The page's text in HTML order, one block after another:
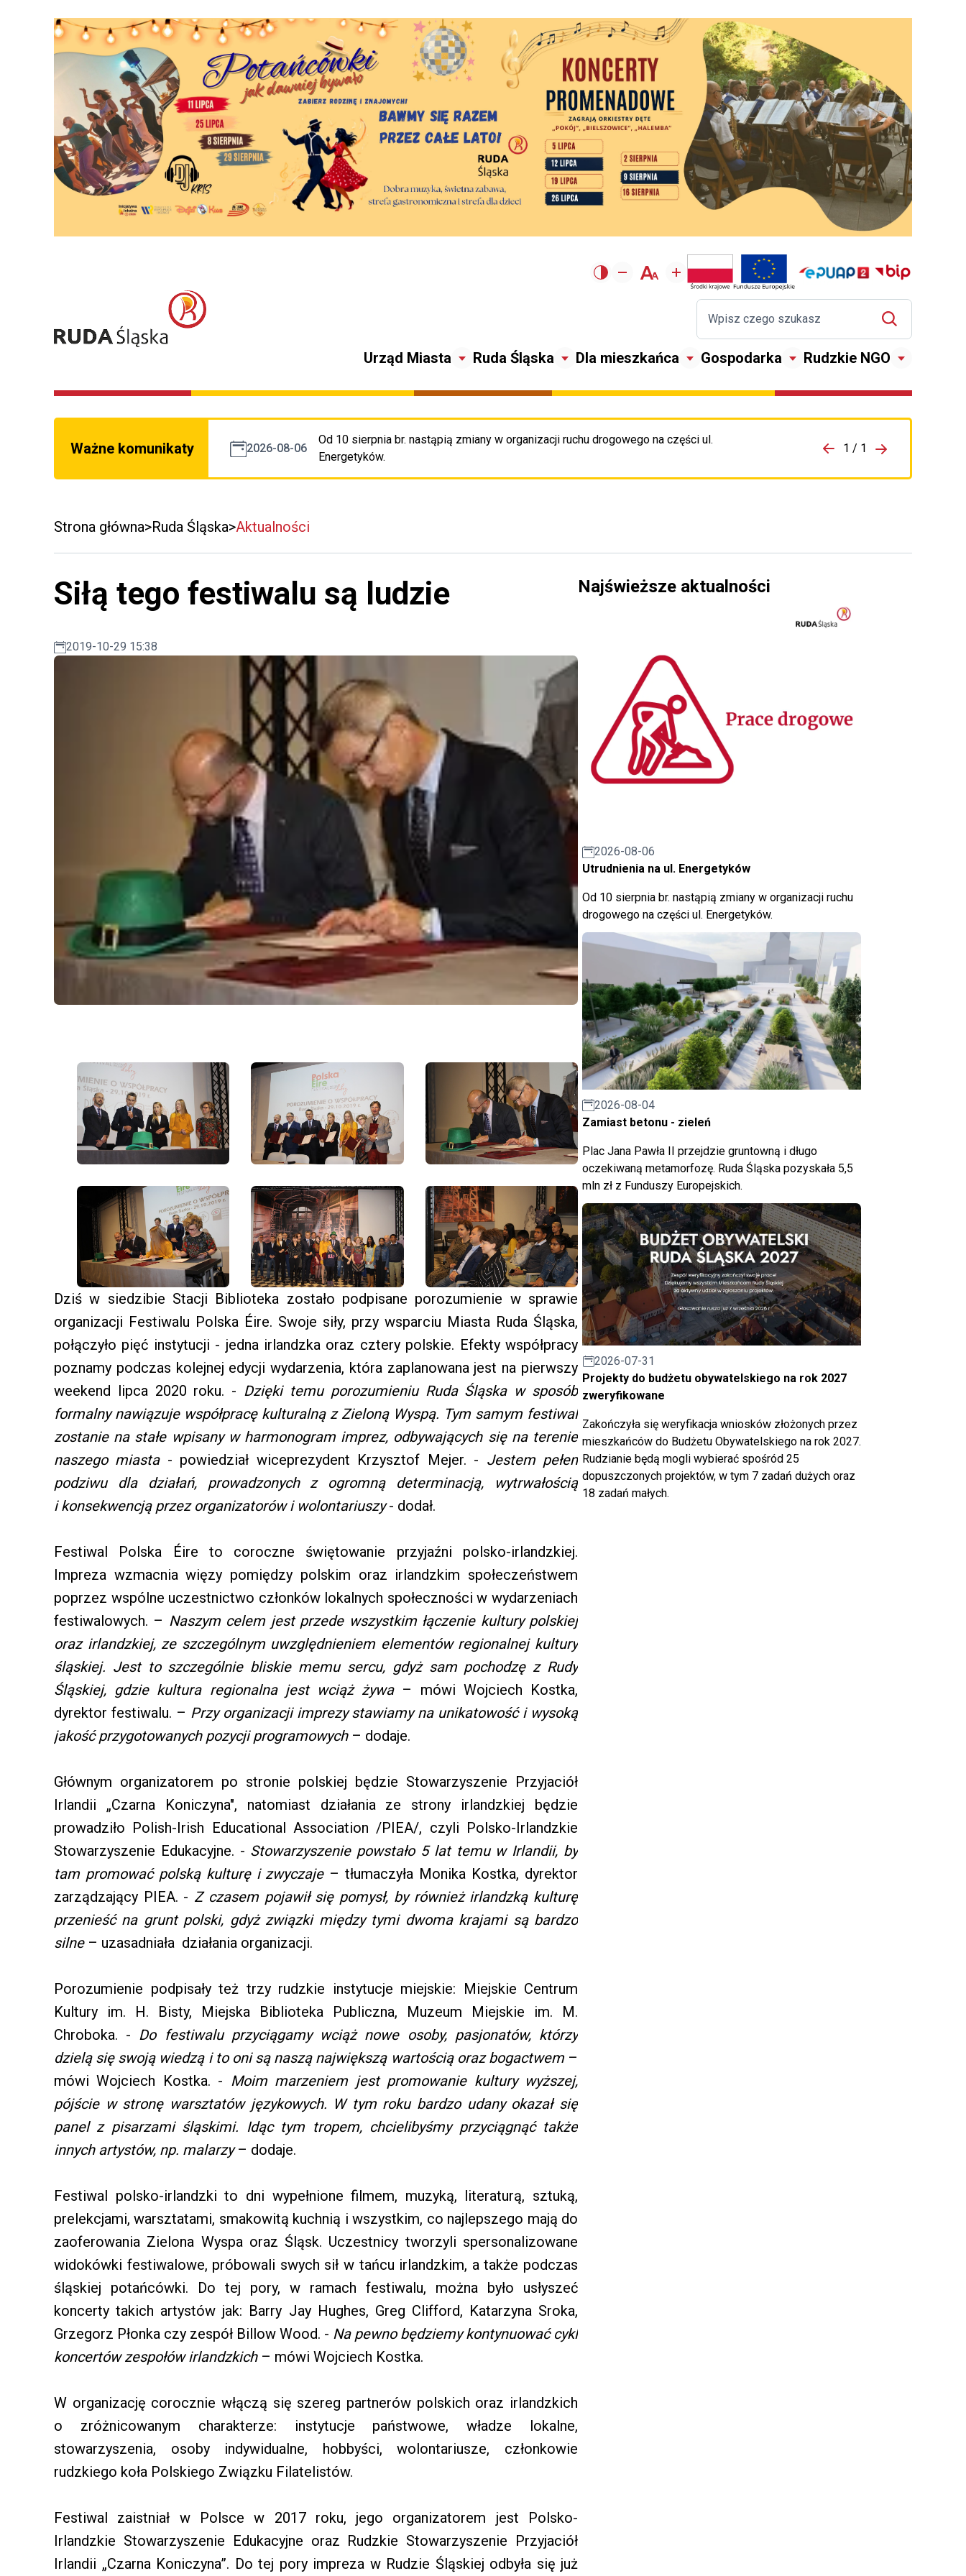
Urząd Miasta Ruda Śląska Dla mieszkańca Gospodarka Rudzkie NGO
Ważne komunikaty 2026-08-06
Od 10 sierpnia br. nastąpią zmiany w organizacji ruchu drogowego na części ul.
Energetyków.
Przejdź do porzpedniego komunikatu 1 / 1
Przejdź do
Strona główna Ruda Śląska Aktualności
Siłą tego festiwalu są ludzie
2019-10-29 15:38
Dziś w siedzibie Stacji Biblioteka zostało podpisane porozumienie w sprawie
organizacji Festiwalu Polska Éire. Swoje siły, przy wsparciu Miasta Ruda Śląska,
połączyło pięć instytucji - jedna irlandzka oraz cztery polskie. Efekty współpracy
poznamy podczas kolejnej edycji wydarzenia, która zaplanowana jest na pierwszy
weekend lipca 2020 roku. - Dzięki temu porozumieniu Ruda Śląska w sposób
formalny nawiązuje współpracę kulturalną z Zieloną Wyspą. Tym samym festiwal
zostanie na stałe wpisany w harmonogram imprez, odbywających się na terenie
naszego miasta- powiedział wiceprezydent Krzysztof Mejer. - Jestem pełen
podziwu dla działań, prowadzonych z ogromną determinacją, wytrwałością
i konsekwencją przez organizatorów i wolontariuszy- dodał.
Festiwal Polska Éire to coroczne świętowanie przyjaźni polsko-irlandzkiej.
Impreza wzmacnia więzy pomiędzy polskim oraz irlandzkim społeczeństwem
poprzez wspólne uczestnictwo członków lokalnych społeczności w wydarzeniach
festiwalowych. – Naszym celem jest przede wszystkim łączenie kultury polskiej
oraz irlandzkiej, ze szczególnym uwzględnieniem elementów regionalnej kultury
śląskiej. Jest to szczególnie bliskie memu sercu, gdyż sam pochodzę z Rudy
Śląskiej, gdzie kultura regionalna jest wciąż żywa – mówi Wojciech Kostka,
dyrektor festiwalu. – Przy organizacji imprezy stawiamy na unikatowość i wysoką
jakość przygotowanych pozycji programowych– dodaje.
Głównym organizatorem po stronie polskiej będzie Stowarzyszenie Przyjaciół
Irlandii „Czarna Koniczyna", natomiast działania ze strony irlandzkiej będzie
prowadziło Polish-Irish Educational Association /PIEA/, czyli Polsko-Irlandzkie
Stowarzyszenie Edukacyjne. - Stowarzyszenie powstało 5 lat temu w Irlandii, by
tam promować polską kulturę i zwyczaje– tłumaczyła Monika Kostka, dyrektor
zarządzający PIEA. - Z czasem pojawił się pomysł, by również irlandzką kulturę
przenieść na grunt polski, gdyż związki między tymi dwoma krajami są bardzo
silne– uzasadniała działania organizacji.
Porozumienie podpisały też trzy rudzkie instytucje miejskie: Miejskie Centrum
Kultury im. H. Bisty, Miejska Biblioteka Publiczna, Muzeum Miejskie im. M.
Chroboka. - Do festiwalu przyciągamy wciąż nowe osoby, pasjonatów, którzy
dzielą się swoją wiedzą i to oni są naszą największą wartością oraz bogactwem–
mówi Wojciech Kostka. - Moim marzeniem jest promowanie kultury wyższej,
pójście w stronę warsztatów językowych. W tym roku bardzo udany okazał się
panel z pisarzami śląskimi. Idąc tym tropem, chcielibyśmy przyciągnąć także
innych artystów, np. malarzy– dodaje.
Festiwal polsko-irlandzki to dni wypełnione filmem, muzyką, literaturą, sztuką,
prelekcjami, warsztatami, smakowitą kuchnią i wszystkim, co najlepszego mają do
zaoferowania Zielona Wyspa oraz Śląsk. Uczestnicy tworzyli spersonalizowane
widokówki festiwalowe, próbowali swych sił w tańcu irlandzkim, a także podczas
śląskiej potańcówki. Do tej pory, w ramach festiwalu, można było usłyszeć
koncerty takich artystów jak: Barry Jay Hughes, Greg Clifford, Katarzyna Sroka,
Grzegorz Płonka czy zespół Billow Wood. - Na pewno będziemy kontynuować cykl
koncertów zespołów irlandzkich– mówi Wojciech Kostka.
W organizację corocznie włączą się szereg partnerów polskich oraz irlandzkich
o zróżnicowanym charakterze: instytucje państwowe, władze lokalne,
stowarzyszenia, osoby indywidualne, hobbyści, wolontariusze, członkowie
rudzkiego koła Polskiego Związku Filatelistów.
Festiwal zaistniał w Polsce w 2017 roku, jego organizatorem jest Polsko-
Irlandzkie Stowarzyszenie Edukacyjne oraz Rudzkie Stowarzyszenie Przyjaciół
Irlandii „Czarna Koniczyna”. Do tej pory impreza w Rudzie Śląskiej odbyła się już
Najświeższe aktualności
2026-08-06
Utrudnienia na ul. Energetyków
Od 10 sierpnia br. nastąpią zmiany w organizacji ruchu
drogowego na części ul. Energetyków.
2026-08-04
Zamiast betonu - zieleń
Plac Jana Pawła II przejdzie gruntowną i długo
oczekiwaną metamorfozę. Ruda Śląska pozyskała 5,5
mln zł z Funduszy Europejskich.
2026-07-31
Projekty do budżetu obywatelskiego na rok 2027
zweryfikowane
Zakończyła się weryfikacja wniosków złożonych przez
mieszkańców do Budżetu Obywatelskiego na rok 2027.
Rudzianie będą mogli wybierać spośród 25
dopuszczonych projektów, w tym 7 zadań dużych oraz
18 zadań małych.